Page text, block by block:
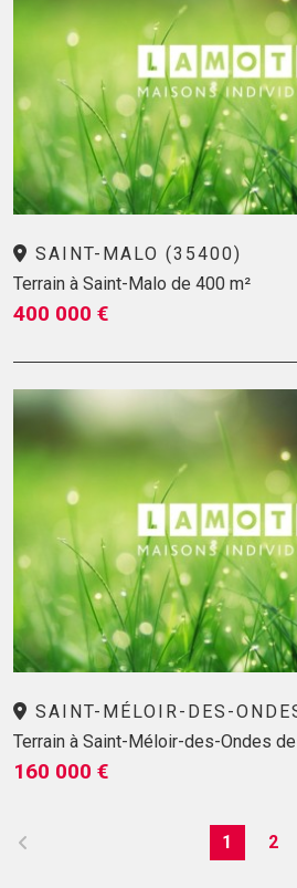
SAINT-MALO (35400)
Terrain à Saint-Malo de 400 m²
400 000 €
SAINT-MÉLOIR-DES-
Terrain à Saint-Méloir-des-Ondes
160 000 €
1 2